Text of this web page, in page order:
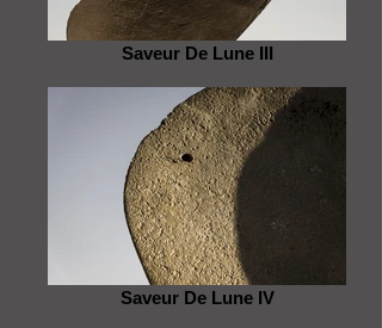
Saveur De Lune III
Saveur De Lune IV